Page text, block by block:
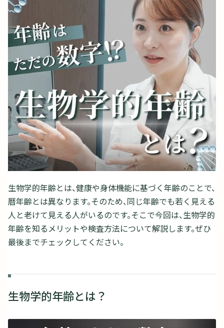
生物学的年齢とは、健康や身体機能に基づく年齢のことで、
暦年齢とは異なります。そのため、同じ年齢でも若く見える
人と老けて見える人がいるのです。そこで今回は、生物学的
年齢を知るメリットや検査方法について解説します。ぜひ
最後までチェックしてください。
生物学的年齢とは？